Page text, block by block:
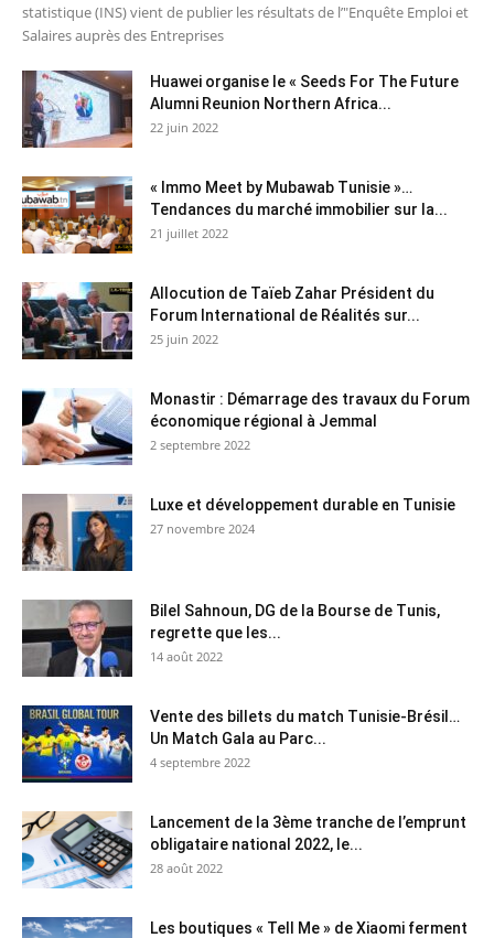
statistique (INS) vient de publier les résultats de l’"Enquête Emploi et
Salaires auprès des Entreprises
Huawei organise le « Seeds For The Future
Alumni Reunion Northern Africa...
22 juin 2022
« Immo Meet by Mubawab Tunisie »…
Tendances du marché immobilier sur la...
21 juillet 2022
Allocution de Taïeb Zahar Président du
Forum International de Réalités sur...
25 juin 2022
Monastir : Démarrage des travaux du Forum
économique régional à Jemmal
2 septembre 2022
Luxe et développement durable en Tunisie
27 novembre 2024
Bilel Sahnoun, DG de la Bourse de Tunis,
regrette que les...
14 août 2022
Vente des billets du match Tunisie-Brésil…
Un Match Gala au Parc...
4 septembre 2022
Lancement de la 3ème tranche de l’emprunt
obligataire national 2022, le...
28 août 2022
Les boutiques « Tell Me » de Xiaomi ferment